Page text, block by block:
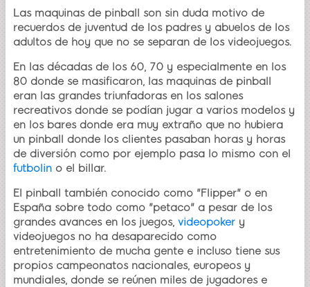
Las maquinas de pinball son sin duda motivo de
recuerdos de juventud de los padres y abuelos de los
adultos de hoy que no se separan de los videojuegos.
En las décadas de los 60, 70 y especialmente en los
80 donde se masificaron, las maquinas de pinball
eran las grandes triunfadoras en los salones
recreativos donde se podían jugar a varios modelos y
en los bares donde era muy extraño que no hubiera
un pinball donde los clientes pasaban horas y horas
de diversión como por ejemplo pasa lo mismo con el
futbolin o el billar.
El pinball también conocido como "Flipper" o en
España sobre todo como "petaco" a pesar de los
grandes avances en los juegos, videopoker y
videojuegos no ha desaparecido como
entretenimiento de mucha gente e incluso tiene sus
propios campeonatos nacionales, europeos y
mundiales, donde se reúnen miles de jugadores e